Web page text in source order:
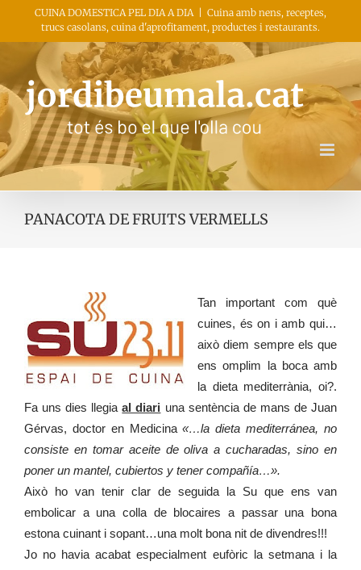
content
CUINA DOMESTICA PEL DIA A DIA
Cuina amb nens, receptes,
trucs casolans, cuina d'aprofitament, productes i restaurants.
PANACOTA DE FRUITS VERMELLS
Tan important com què
cuines, és on i amb qui…
això diem sempre els que
ens omplim la boca amb
la dieta mediterrània, oi?.
Fa uns dies llegiaal diari una sentència de mans de Juan
Gérvas, doctor en Medicina«…la dieta mediterránea, no
consiste en tomar aceite de oliva a cucharadas, sino en
poner un mantel, cubiertos y tener compañía…».
Això ho van tenir clar de seguida la Su que ens van
embolicar a una colla de blocaires a passar una bona
estona cuinant i sopant…una molt bona nit de divendres!!!
Jo no havia acabat especialment eufòric la setmana i la